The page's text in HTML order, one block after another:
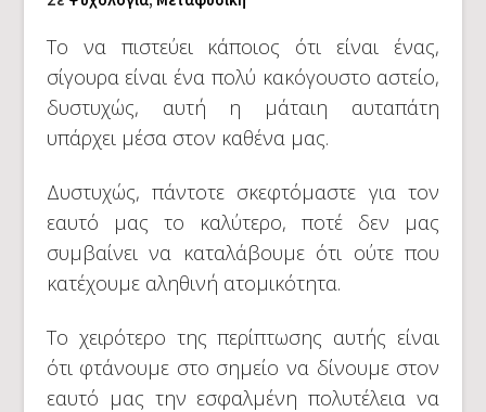
Το να πιστεύει κάποιος ότι είναι ένας,
σίγουρα είναι ένα πολύ κακόγουστο αστείο,
δυστυχώς, αυτή η μάταιη αυταπάτη
υπάρχει μέσα στον καθένα μας.
Δυστυχώς, πάντοτε σκεφτόμαστε για τον
εαυτό μας το καλύτερο, ποτέ δεν μας
συμβαίνει να καταλάβουμε ότι ούτε που
κατέχουμε αληθινή ατομικότητα.
Το χειρότερο της περίπτωσης αυτής είναι
ότι φτάνουμε στο σημείο να δίνουμε στον
εαυτό μας την εσφαλμένη πολυτέλεια να